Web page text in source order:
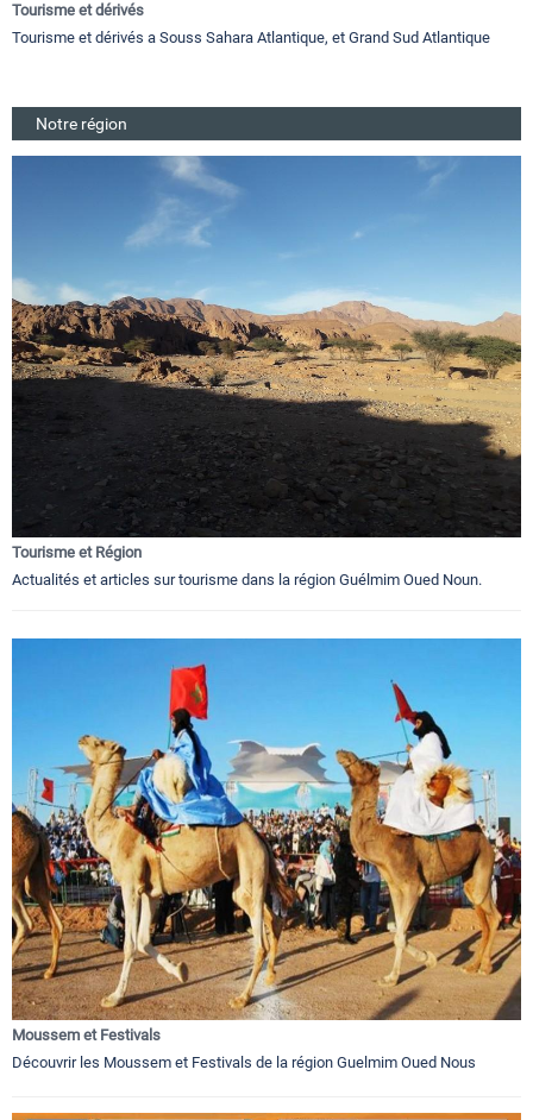
Tourisme et dérivés
Tourisme et dérivés a Souss Sahara Atlantique, et Grand Sud Atlantique
Notre région
Tourisme et Région
Actualités et articles sur tourisme dans la région Guélmim Oued Noun.
Moussem et Festivals
Découvrir les Moussem et Festivals de la région Guelmim Oued Nous